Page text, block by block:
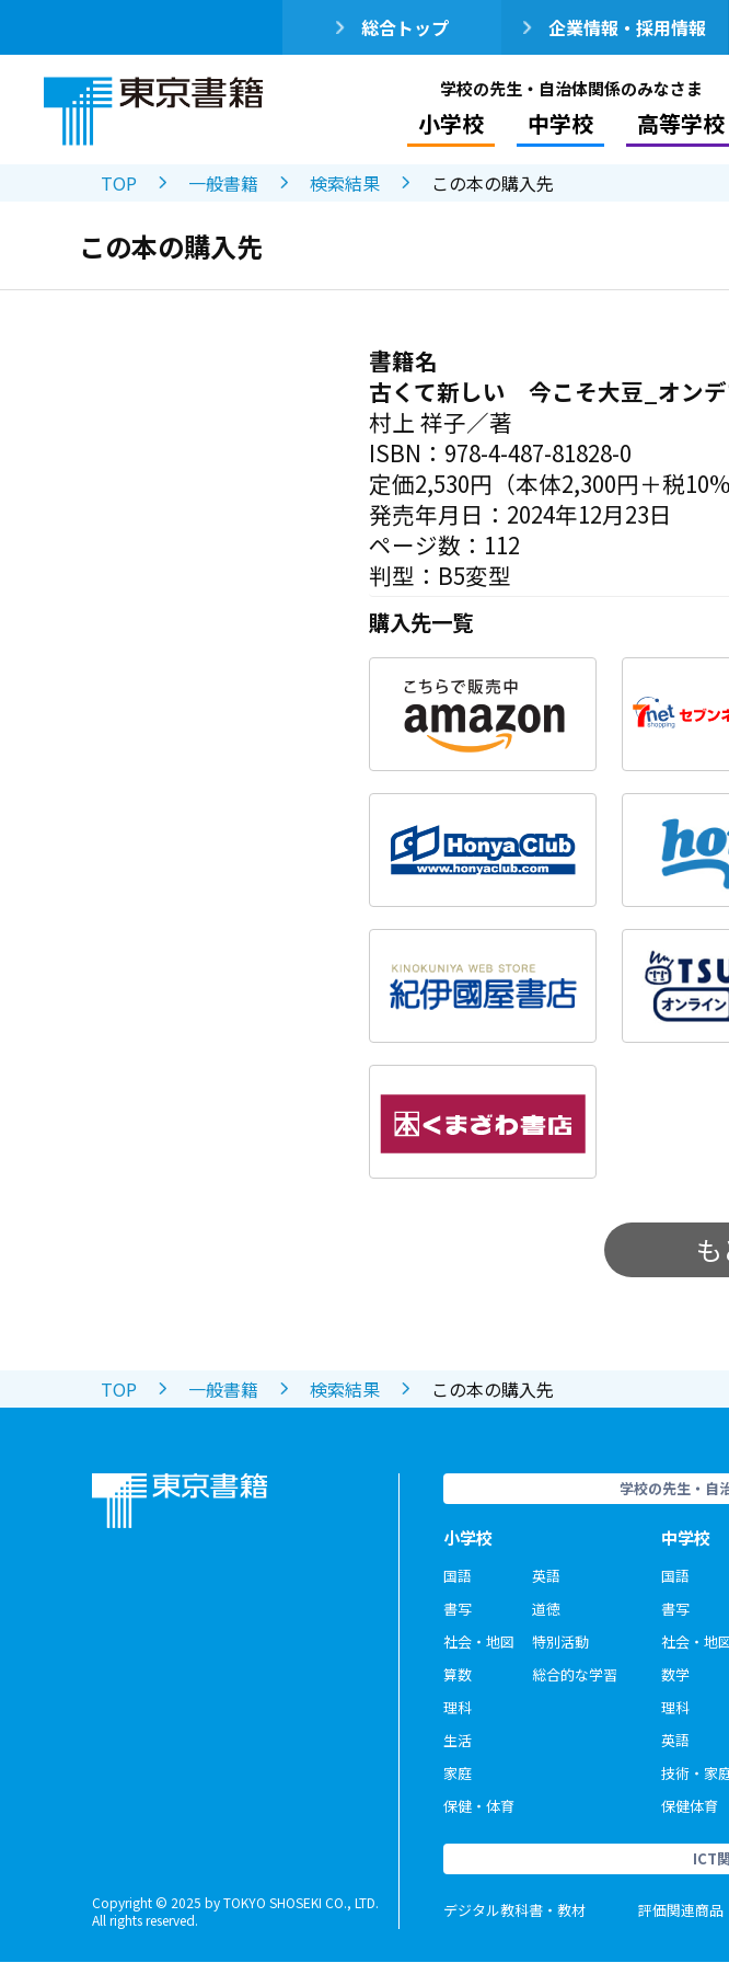
総合トップ 企業情報・採用情報
学校の先生・自治体関係のみなさま
小学校 中学校 高等学校
TOP 一般書籍 検索結果 この本の購入先
この本の購入先
書籍名
古くて新しい 今こそ大豆_オン
村上 祥子／著
ISBN：978-4-487-81828-0
定価2,530円（本体2,300円＋税10%
発売年月日：2024年12月23日
ページ数：112
判型：B5変型
購入先一覧
TOP 一般書籍 検索結果 この本の購入先
Copyright © 2025 by TOKYO SHOSEKI CO., LTD.
All rights reserved.
学校の先生・自
小学校
国語
書写
社会・地図
算数
理科
生活
家庭
保健・体育
英語
道徳
特別活動
総合的な学習
中学校
国語
書写
社会・地
数学
理科
英語
技術・家
保健体育
ICT
デジタル教科書・教材 評価関連商品